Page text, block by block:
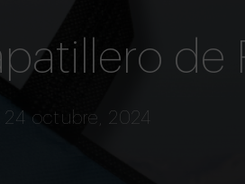
de
24 octubre, 2024